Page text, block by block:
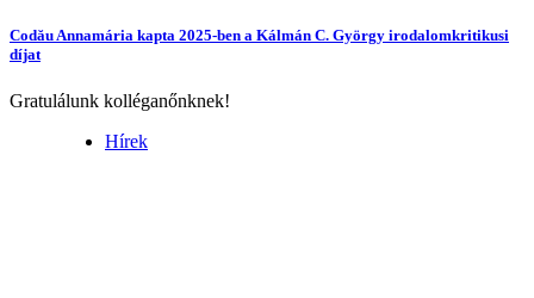
Codău Annamária kapta 2025-ben a Kálmán C. György irodalomkritikusi
díjat
Gratulálunk kolléganőnknek!
Hírek